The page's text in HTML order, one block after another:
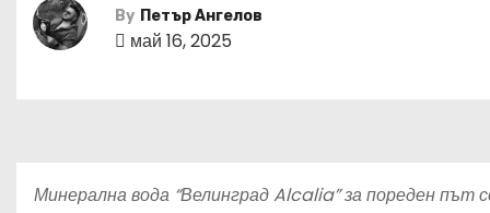
By Петър Ангелов
май 16, 2025
Минерална вода “Велинград Alcalia”за пореден път